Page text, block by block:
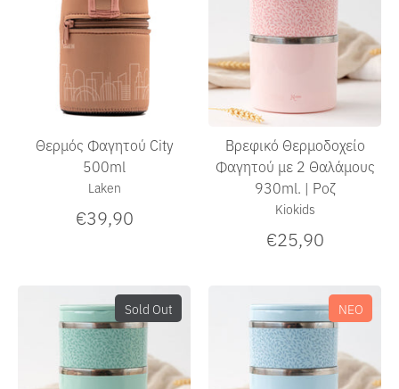
Θερμός Φαγητού City
500ml
Laken
€39,90
Βρεφικό Θερμoδοχείο
Φαγητού με 2 Θαλάμους
930ml. | Ροζ
Kiokids
€25,90
Sold Out ΝΕΟ